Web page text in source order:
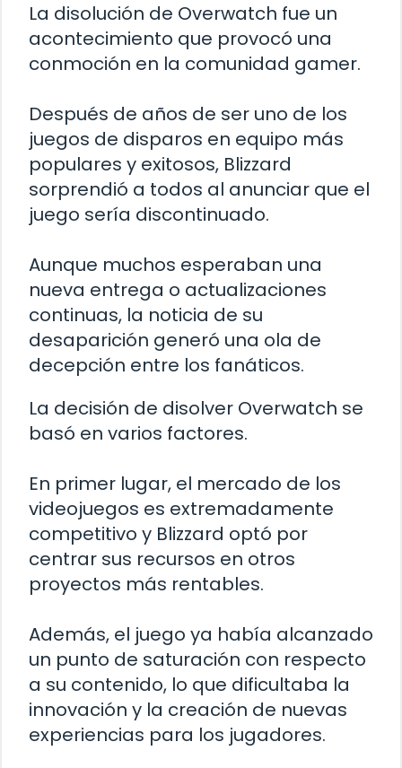
La disolución de Overwatch fue un
acontecimiento que provocó una
conmoción en la comunidad gamer.
Después de años de ser uno de los
juegos de disparos en equipo más
populares y exitosos, Blizzard
sorprendió a todos al anunciar que el
juego sería discontinuado.
Aunque muchos esperaban una
nueva entrega o actualizaciones
continuas, la noticia de su
desaparición generó una ola de
decepción entre los fanáticos.
La decisión de disolver Overwatch se
basó en varios factores.
En primer lugar, el mercado de los
videojuegos es extremadamente
competitivo y Blizzard optó por
centrar sus recursos en otros
proyectos más rentables.
Además, el juego ya había alcanzado
un punto de saturación con respecto
a su contenido, lo que dificultaba la
innovación y la creación de nuevas
experiencias para los jugadores.